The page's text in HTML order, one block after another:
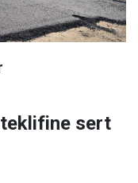
sert